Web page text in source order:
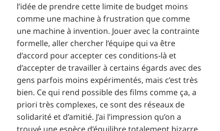
l’idée de prendre cette limite de budget moins
comme une machine à frustration que comme
une machine à invention. Jouer avec la contrainte
formelle, aller chercher l’équipe qui va être
d’accord pour accepter ces conditions-là et
d’accepter de travailler à certains égards avec des
gens parfois moins expérimentés, mais c’est très
bien. Ce qui rend possible des films comme ça, a
priori très complexes, ce sont des réseaux de
solidarité et d’amitié. J’ai l’impression qu’on a
trouvé une espèce d’équilibre totalement bizarre